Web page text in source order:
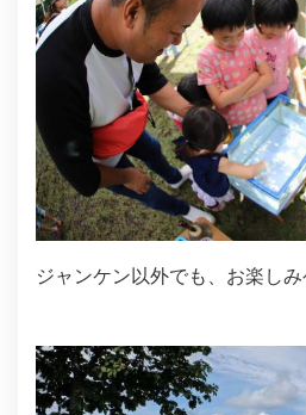
ジャンケン以外でも、お楽しみ